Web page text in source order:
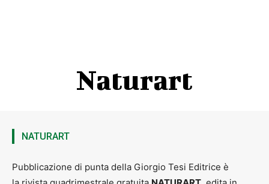
Naturart
NATURART
Pubblicazione di punta della Giorgio Tesi Editrice è